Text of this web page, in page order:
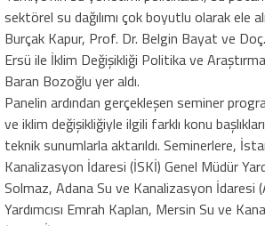
sektörel su dağılımı çok boyutlu olarak ele
Burçak Kapur, Prof. Dr. Belgin Bayat ve
Ersü ile İklim Değişikliği Politika ve
Baran Bozoğlu yer aldı.
Panelin ardından gerçekleşen seminer
ve iklim değişikliğiyle ilgili farklı konu
teknik sunumlarla aktarıldı. Seminerlere,
Kanalizasyon İdaresi (İSKİ) Genel Müdür
Solmaz, Adana Su ve Kanalizasyon İdaresi
Yardımcısı Emrah Kaplan, Mersin Su ve